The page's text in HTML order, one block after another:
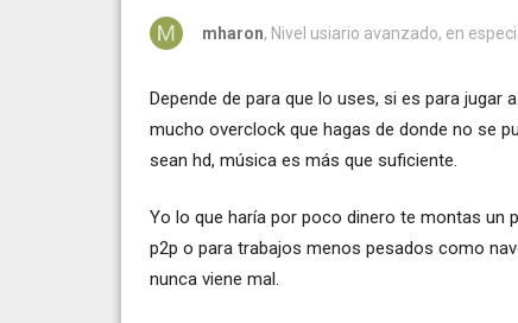
mharon, Nivel usiario avanzado, en
Depende de para que lo uses, si es para
mucho overclock que hagas de donde no se
sean hd, música es más que suficiente.
Yo lo que haría por poco dinero te montas un
p2p o para trabajos menos pesados como
nunca viene mal.